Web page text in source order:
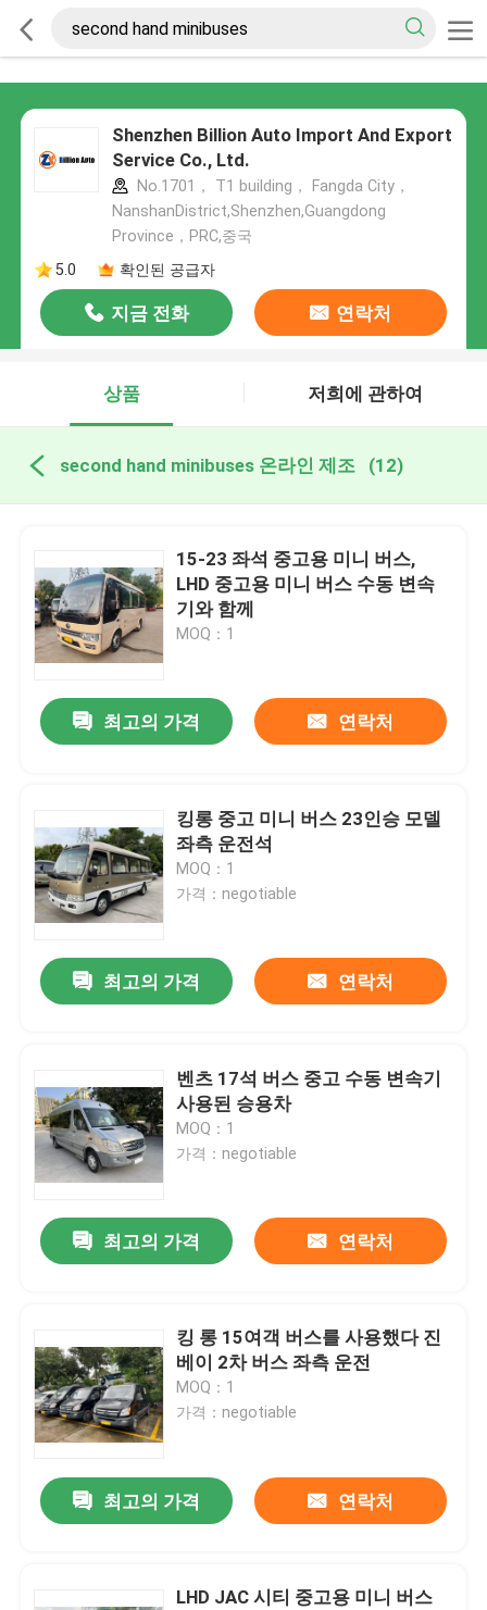
Shenzhen Billion Auto Import And Export
Service Co., Ltd.
No.1701， T1 building， Fangda City，
NanshanDistrict,Shenzhen,Guangdong
Province，PRC,중국
5.0
확인된 공급자
지금 전화 연락처
상품 저희에 관하여
second hand minibuses 온라인 제조 (12)
15-23 좌석 중고용 미니 버스,
LHD 중고용 미니 버스 수동 변속
기와 함께
MOQ：1
최고의 가격 연락처
킹롱 중고 미니 버스 23인승 모델
좌측 운전석
MOQ：1
가격：negotiable
최고의 가격 연락처
벤츠 17석 버스 중고 수동 변속기
사용된 승용차
MOQ：1
가격：negotiable
최고의 가격 연락처
킹 롱 15여객 버스를 사용했다 진
베이 2차 버스 좌측 운전
MOQ：1
가격：negotiable
최고의 가격 연락처
LHD JAC 시티 중고용 미니 버스